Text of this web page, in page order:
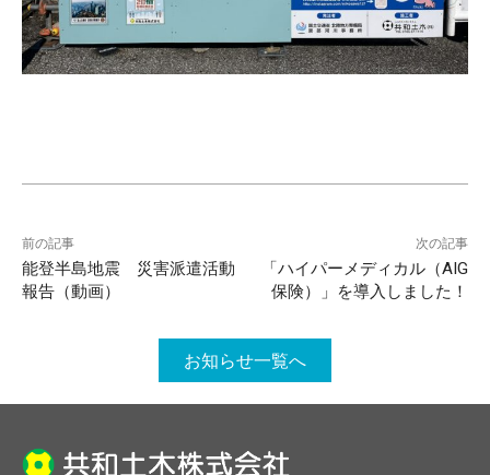
前の記事
能登半島地震 災害派遣活動
報告（動画）
次の記事
「ハイパーメディカル（AIG
保険）」を導入しました！
お知らせ一覧へ